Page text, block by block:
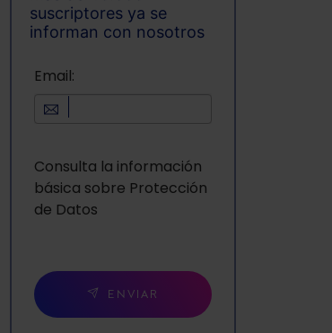
suscriptores ya se
informan con nosotros
Email:
Consulta la información
básica sobre Protección
de Datos
ENVIAR